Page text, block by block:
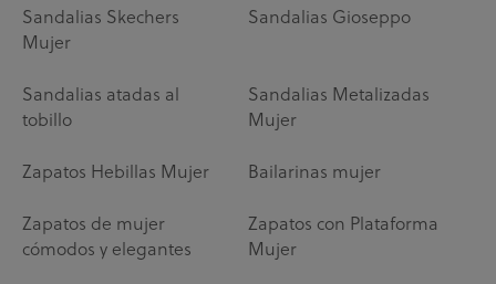
Sandalias Skechers
Mujer
Sandalias Gioseppo
Sandalias atadas al
tobillo
Sandalias Metalizadas
Mujer
Zapatos Hebillas Mujer Bailarinas mujer
Zapatos de mujer
cómodos y elegantes
Zapatos con Plataforma
Mujer